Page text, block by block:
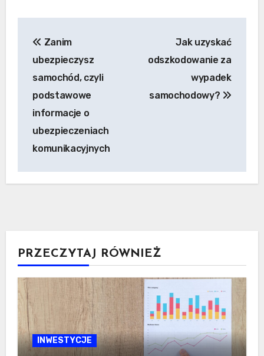
wpisu
Zanim
ubezpieczysz
samochód, czyli
podstawowe
informacje o
ubezpieczeniach
komunikacyjnych
Jak uzyskać
odszkodowanie za
wypadek
samochodowy?
PRZECZYTAJ RÓWNIEŻ
INWESTYCJE